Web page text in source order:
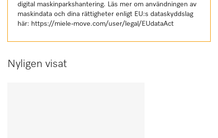
digital maskinparkshantering. Läs mer om användningen av
maskindata och dina rättigheter enligt EU:s dataskyddslag
här: https://miele-move.com/user/legal/EUdataAct
Nyligen visat